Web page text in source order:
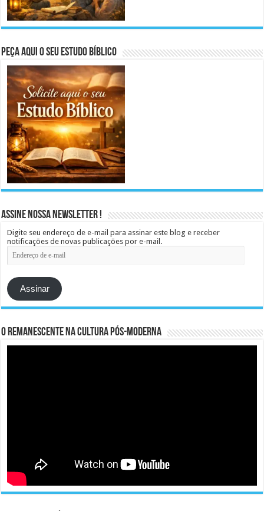
Peça aqui o seu Estudo Bíblico
Assine Nossa Newsletter !
Digite seu endereço de e-mail para assinar este blog e receber
notificações de novas publicações por e-mail.
Endereço
de
mail
Assinar
O remanescente na cultura pós-moderna